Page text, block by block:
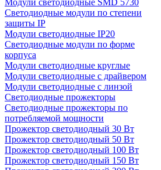
Модули светодиодные SMD 5730
Светодиодные модули по степени
защиты IP
Модули светодиодные IP20
Светодиодные модули по форме
корпуса
Модули светодиодные круглые
Модули светодиодные с драйвером
Модули светодиодные с линзой
Светодиодные прожекторы
Светодиодные прожекторы по
потребляемой мощности
Прожектор светодиодный 30 Вт
Прожектор светодиодный 50 Вт
Прожектор светодиодный 100 Вт
Прожектор светодиодный 150 Вт